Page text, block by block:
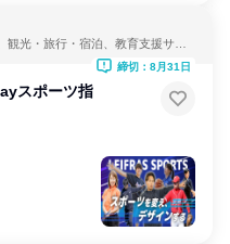
光・旅行・宿泊、教育支援サー
スポーツ指
締切：8月31日